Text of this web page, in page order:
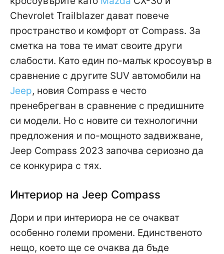
Chevrolet Trailblazer дават повече
пространство и комфорт от Compass. За
сметка на това те имат своите други
слабости. Като един по-малък кросоувър в
сравнение с другите SUV автомобили на
Jeep, новия Compass е често
пренебрегван в сравнение с предишните
си модели. Но с новите си технологични
предложения и по-мощното задвижване,
Jeep Compass 2023 започва сериозно да
се конкурира с тях.
Интериор на Jeep Compass
Дори и при интериора не се очакват
особенно големи промени. Единственото
нещо, което ще се очаква да бъде